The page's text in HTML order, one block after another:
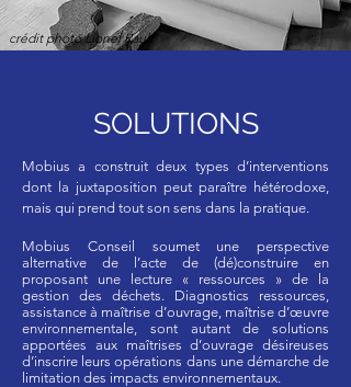
crédit photo Lionel Rault
SOLUTIONS
Mobius a construit deux types d’interventions
dont la juxtaposition peut paraître hétérodoxe,
mais qui prend tout son sens dans la pratique.
Mobius Conseil soumet une perspective
alternative de l’acte de (dé)construire en
proposant une lecture « ressources » de la
gestion des déchets. Diagnostics ressources,
assistance à maîtrise d’ouvrage, maîtrise d’œuvre
environnementale, sont autant de solutions
apportées aux maîtrises d’ouvrage désireuses
d’inscrire leurs opérations dans une démarche de
limitation des impacts environnementaux.